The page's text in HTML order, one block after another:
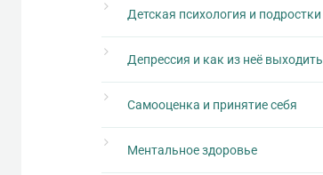
Детская психология и подростки
Депрессия и как из неё выходить
Самооценка и принятие себя
Ментальное здоровье